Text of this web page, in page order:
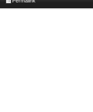
pero poco ecológicas